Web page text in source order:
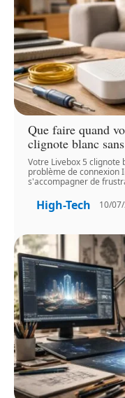
Que faire quand
clignote blanc
Votre Livebox 5
problème de connexion
s'accompagner de
High-Tech 10/